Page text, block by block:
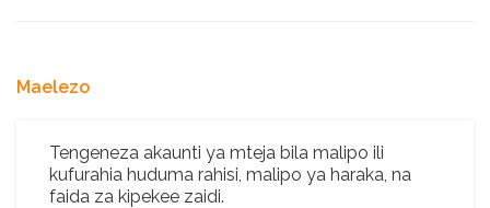
Maelezo
Tengeneza akaunti ya mteja bila malipo ili
kufurahia huduma rahisi, malipo ya haraka, na
faida za kipekee zaidi.